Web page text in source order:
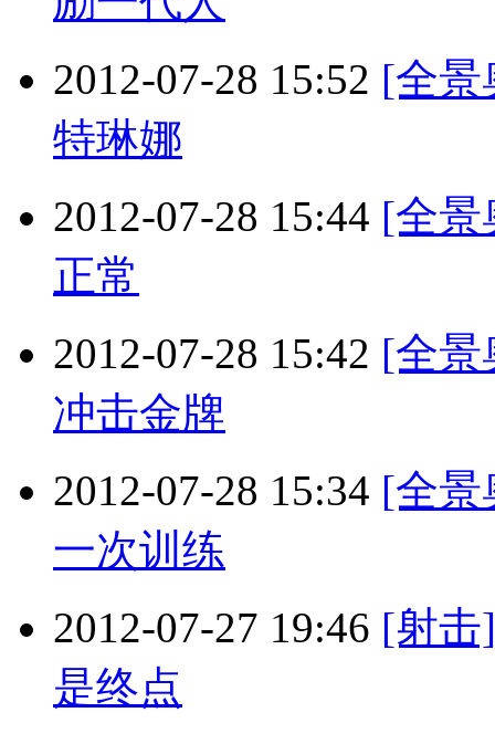
2012-07-28 15:52 [全景
特琳娜
2012-07-28 15:44 [全景
正常
2012-07-28 15:42 [全景
冲击金牌
2012-07-28 15:34 [全景
一次训练
2012-07-27 19:46 [射击
是终点